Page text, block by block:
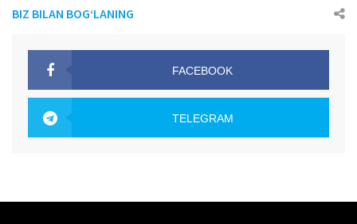
BIZ BILAN BOG‘LANING
FACEBOOK
TELEGRAM